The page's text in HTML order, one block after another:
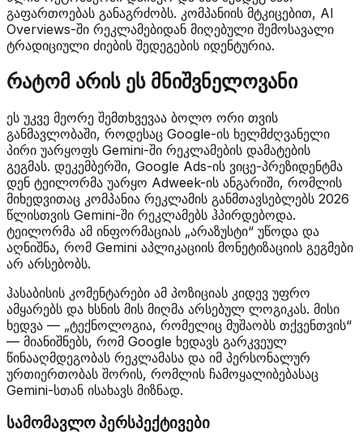
გაფართოებას განაგრძობს. კომპანიის მტკიცებით, AI
Overviews-ში რეკლამებიდან მიღებული შემოსავალი
ტრადიციული ძიების შედეგების იდენტურია.
რატომ არის ეს მნიშვნელოვანი
ეს უკვე მეორე შემთხვევაა ბოლო ორი თვის
განმავლობაში, როდესაც Google-ის ხელმძღვანელი
პირი უარყოფს Gemini-ში რეკლამების დამატების
გეგმას. დეკემბერში, Google Ads-ის ვიცე-პრეზიდენტმა
დენ ტეილორმა უარყო Adweek-ის ანგარიში, რომლის
მიხედვითაც კომპანია რეკლამის განმთავსებლებს 2026
წლისთვის Gemini-ში რეკლამებს ჰპირდებოდა.
ტეილორმა ამ ინფორმაციას „არაზუსტი“ უწოდა და
აღნიშნა, რომ Gemini აპლიკაციის მონეტიზაციის გეგმები
არ არსებობს.
ჰასაბისის კომენტარები ამ პოზიციას კიდევ უფრო
ამყარებს და ხსნის მის მიღმა არსებულ ლოგიკას. მისი
ხედვა — „ტექნოლოგია, რომელიც მუშაობს თქვენთვის“
— მიანიშნებს, რომ Google ხედავს გარკვეულ
წინააღმდეგობას რეკლამასა და იმ პერსონალურ
ურთიერთობას შორის, რომლის ჩამოყალიბებასაც
Gemini-სთან ისახავს მიზნად.
სამომავლო პერსპექტივები